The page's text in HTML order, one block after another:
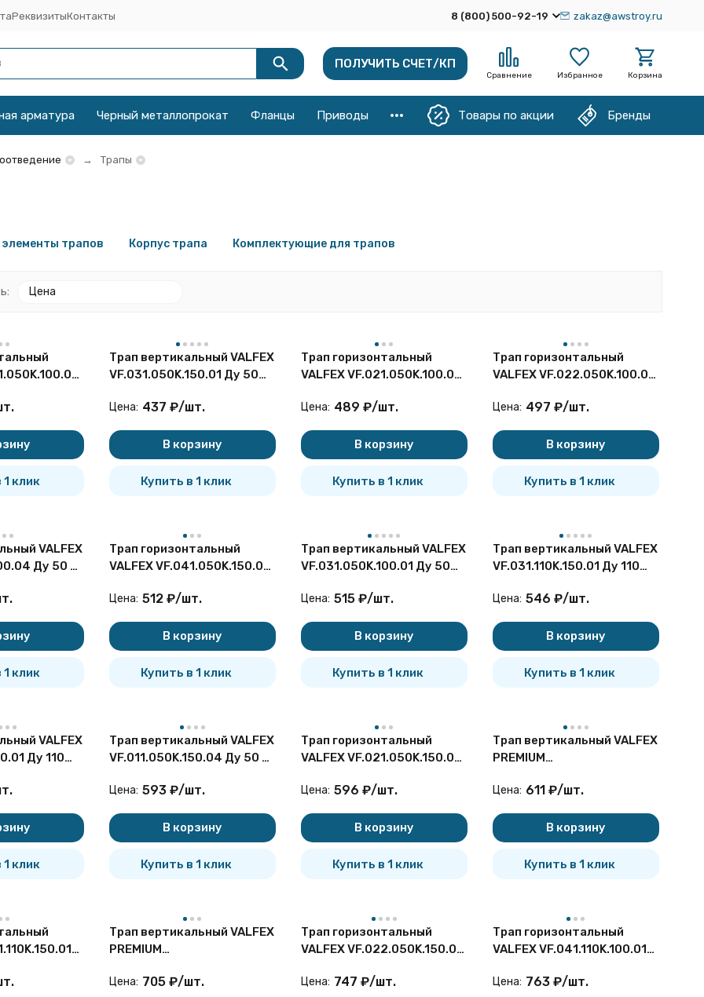
РеквизитыКонтакты 8 (800) 500-92-19 zakaz@awstroy.ru
ПОЛУЧИТЬ СЧЕТ/КП
Сравнение Избранное Корзина
арматура Черный металлопрокат Фланцы Приводы Товары по акции Бренды
Трапы
трапов Корпус трапа Комплектующие для трапов
Цена
покупателей
1 клик
Трап вертикальный VALFEX
VF.031.050K.150.01 Ду 50
из нерж.стали
Цена: 437 ₽/шт.
В корзину
Купить в 1 клик
Трап горизонтальный
VALFEX VF.021.050K.100.04
нерж.стали
Цена: 489 ₽/шт.
В корзину
Купить в 1 клик
Трап горизонтальный
VALFEX VF.022.050K.100.01
окантовкой из нерж.стали
Цена: 497 ₽/шт.
В корзину
Купить в 1 клик
VALFEX
Ду 50 с
1 клик
Трап горизонтальный
VALFEX VF.041.050K.150.01
решеткой из нерж.стали
Цена: 512 ₽/шт.
В корзину
Купить в 1 клик
Трап вертикальный VALFEX
VF.031.050K.100.01 Ду 50
из нерж.стали
Цена: 515 ₽/шт.
В корзину
Купить в 1 клик
Трап вертикальный VALFEX
VF.031.110K.150.01 Ду 110
из нерж.стали
Цена: 546 ₽/шт.
В корзину
Купить в 1 клик
VALFEX
Ду 110
1 клик
Трап вертикальный VALFEX
VF.011.050K.150.04 Ду 50 с
Цена: 593 ₽/шт.
В корзину
Купить в 1 клик
Трап горизонтальный
VALFEX VF.021.050K.150.04
нерж.стали
Цена: 596 ₽/шт.
В корзину
Купить в 1 клик
Трап вертикальный VALFEX
PREMIUM
40 из нерж.стали серый
Цена: 611 ₽/шт.
В корзину
Купить в 1 клик
Трап вертикальный VALFEX
PREMIUM
40 из нерж.стали черный
Цена: 705 ₽/шт.
Трап горизонтальный
VALFEX VF.022.050K.150.01
окантовкой из нерж.стали
Цена: 747 ₽/шт.
Трап горизонтальный
VALFEX VF.041.110K.100.01
решеткой из нерж.стали
Цена: 763 ₽/шт.